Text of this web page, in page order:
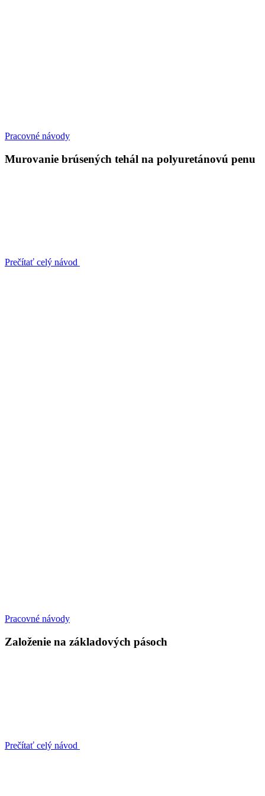
Pracovné návody
Murovanie brúsených tehál na polyuretánovú penu
Prečítať celý návod
Pracovné návody
Založenie na základových pásoch
Prečítať celý návod